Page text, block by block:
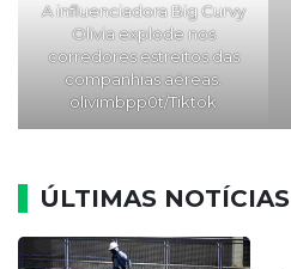
A influenciadora Big Curvy
Olivia explode nos
corredores estreitos das
companhias aéreas.
olivimbpp0t/Tiktok
ÚLTIMAS NOTÍCIAS